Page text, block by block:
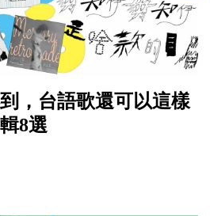
，台語歌還可以這樣
8選